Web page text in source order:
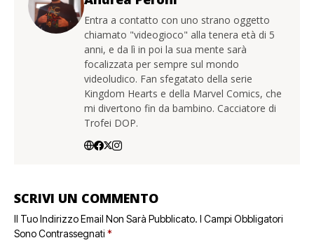
Entra a contatto con uno strano oggetto
chiamato "videogioco" alla tenera età di 5
anni, e da lì in poi la sua mente sarà
focalizzata per sempre sul mondo
videoludico. Fan sfegatato della serie
Kingdom Hearts e della Marvel Comics, che
mi divertono fin da bambino. Cacciatore di
Trofei DOP.
SCRIVI UN COMMENTO
Il Tuo Indirizzo Email Non Sarà Pubblicato. I Campi Obbligatori
Sono Contrassegnati *